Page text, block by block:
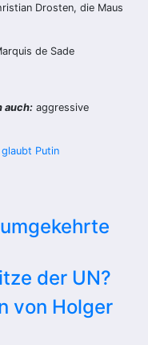
Drosten, die Maus
de Sade
auch: aggressive
Putin
der UN?
von Holger